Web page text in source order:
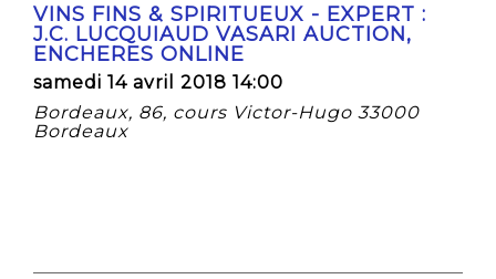
VINS FINS & SPIRITUEUX - EXPERT :
J.C. LUCQUIAUD VASARI AUCTION,
ENCHERES ONLINE
samedi 14 avril 2018 14:00
Bordeaux, 86, cours Victor-Hugo 33000
Bordeaux